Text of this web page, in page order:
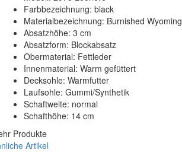
Farbbezeichnung: black
Materialbezeichnung: Burnished Wyoming
Absatzhöhe: 3 cm
Absatzform: Blockabsatz
Obermaterial: Fettleder
Innenmaterial: Warm gefüttert
Decksohle: Warmfutter
Laufsohle: Gummi/Synthetik
Schaftweite: normal
Schafthöhe: 14 cm
Produkte
Artikel